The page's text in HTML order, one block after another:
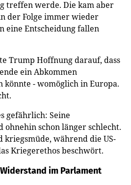
treffen werde. Die kam aber
der Folge immer wieder
eine Entscheidung fallen
Trump Hoffnung darauf, dass
ein Abkommen
- womöglich in Europa.
gefährlich: Seine
schon länger schlecht.
während die US-
Kriegerethos beschwört.
im Parlament